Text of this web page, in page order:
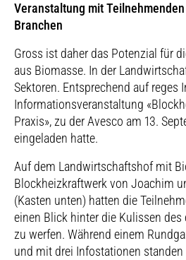
Veranstaltung mit
Branchen
Gross ist daher das Potenzial für
aus Biomasse. In der
Sektoren. Entsprechend auf reges
Informationsveranstaltung
Praxis», zu der Avesco am 13.
eingeladen hatte.
Auf dem Landwirtschaftshof mit
Blockheizkraftwerk von Joachim
(Kasten unten) hatten die
einen Blick hinter die Kulissen des
zu werfen. Während einem
und mit drei Infostationen standen